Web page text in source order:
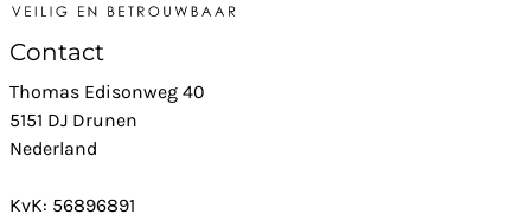
Contact
Thomas Edisonweg 40
5151 DJ Drunen
Nederland
KvK: 56896891